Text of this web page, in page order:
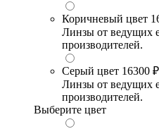
Коричневый цвет
Линзы от ведущих
производителей.
Серый цвет 16300 ₽
Линзы от ведущих
производителей.
Выберите цвет